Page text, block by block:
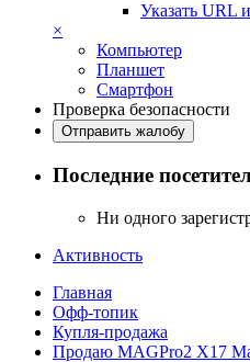
Указать URL
×
Компьютер
Планшет
Смартфон
Проверка безопасности
Отправить жалобу
Последние
Ни одного
Активность
Главная
Офф-топик
Купля-продажа
Продаю MAGPro2 X17